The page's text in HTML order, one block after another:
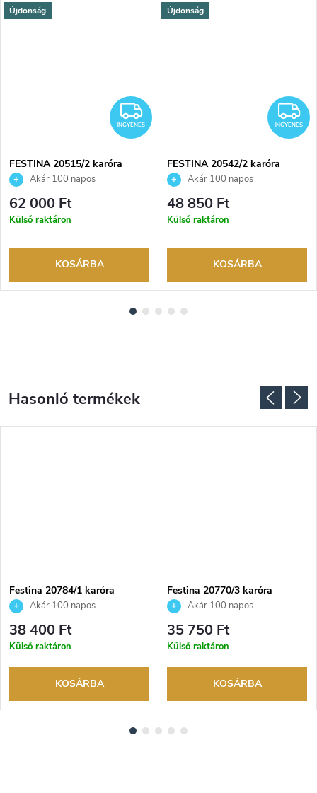
Újdonság
INGYENES
INGYENES
FESTINA 20515/2 karóra
Akár 100 napos
visszaküldési lehetőség. Hivatalos
márkakereskedő.
62 000 Ft
Külső raktáron
KOSÁRBA
Újdonság
INGYENES
FESTINA 20542/2 karóra
Akár 100 napos
visszaküldési lehetőség. Hivatalos
márkakereskedő.
48 850 Ft
Külső raktáron
KOSÁRBA
Festina 20784/1 karóra
Akár 100 napos
visszaküldési lehetőség. Hivatalos
márkakereskedő.
38 400 Ft
Külső raktáron
KOSÁRBA
Festina 20770/3 karóra
Akár 100 napos
visszaküldési lehetőség. Hivatalos
márkakereskedő.
35 750 Ft
Külső raktáron
KOSÁRBA